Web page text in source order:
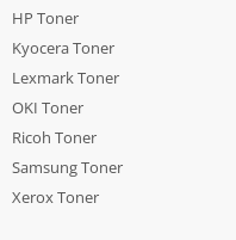
HP Toner
Kyocera Toner
Lexmark Toner
OKI Toner
Ricoh Toner
Samsung Toner
Xerox Toner